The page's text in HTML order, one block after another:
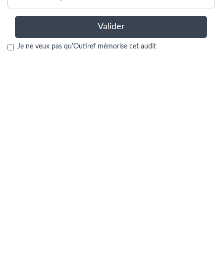
Valider
Je ne veux pas qu'Outiref mémorise cet audit